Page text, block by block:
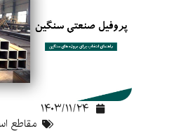
۱۴۰۳/۱۱/۲۴
مقاطع استیل